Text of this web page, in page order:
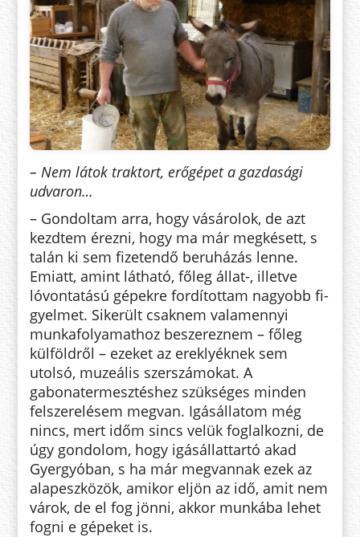
– Nem látok traktort, erőgépet a gazdasági
udvaron…
– Gondoltam arra, hogy vásárolok, de azt
kezdtem érezni, hogy ma már megkésett, s
talán ki sem fizetendő beruházás lenne.
Emiatt, amint lát­ható, főleg állat-, illetve
lóvontatású gépekre fordítottam nagyobb fi­
gyelmet. Sikerült csaknem vala­mennyi
munkafolyamathoz besze­rez­nem – főleg
külföldről – ezeket az ereklyéknek sem
utolsó, muzeális szer­számokat. A
gabonatermesztés­hez szükséges minden
felszerelésem megvan. Igásállatom még
nincs, mert időm sincs velük foglalkozni, de
úgy gondolom, hogy igásállattartó akad
Gyergyóban, s ha már megvannak ezek az
alapeszközök, amikor eljön az idő, amit nem
várok, de el fog jönni, akkor munkába lehet
fog­ni e gépeket is.